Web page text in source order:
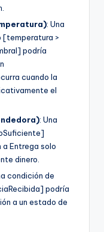
: Una
[temperatura >
podría
cuando la
el
: Una
Entrega solo
dinero.
condición de
podría
a un estado de